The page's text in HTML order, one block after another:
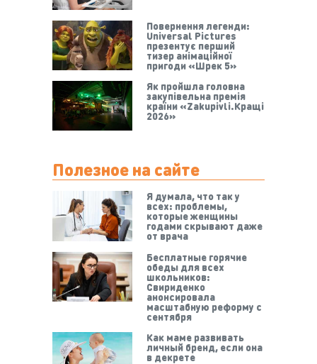
Повернення легенди:
Universal Pictures
презентує перший
тизер анімаційної
пригоди «Шрек 5»
Як пройшла головна
закупівельна премія
країни «Zakupivli.Кращі
2026»
Полезное на сайте
Я думала, что так у
всех: проблемы,
которые женщины
годами скрывают даже
от врача
Бесплатные горячие
обеды для всех
школьников:
Свириденко
анонсировала
масштабную реформу с
сентября
Как маме развивать
личный бренд, если она
в декрете